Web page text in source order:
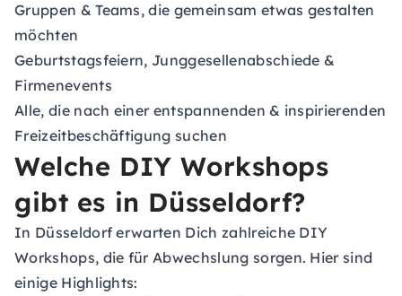
Gruppen & Teams, die gemeinsam etwas gestalten
möchten
Geburtstagsfeiern, Junggesellenabschiede &
Firmenevents
Alle, die nach einer entspannenden & inspirierenden
Freizeitbeschäftigung suchen
Welche DIY Workshops
gibt es in Düsseldorf?
In Düsseldorf erwarten Dich zahlreiche DIY
Workshops, die für Abwechslung sorgen. Hier sind
einige Highlights: